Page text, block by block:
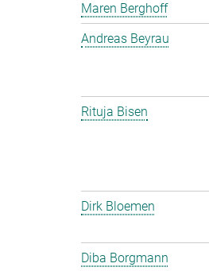
Maren Berghoff
Andreas Beyrau
Rituja Bisen
Dirk Bloemen
Diba Borgmann